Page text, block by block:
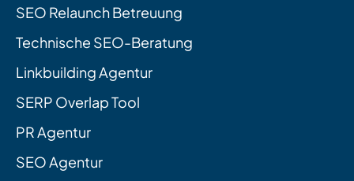
SEO Relaunch Betreuung
Technische SEO-Beratung
Linkbuilding Agentur
SERP Overlap Tool
PR Agentur
SEO Agentur